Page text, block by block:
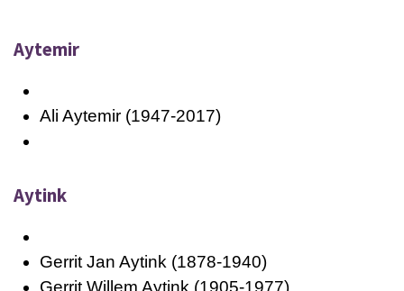
Aytemir
Ali Aytemir (1947-2017)
Aytink
Gerrit Jan Aytink (1878-1940)